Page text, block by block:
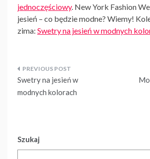
jednoczęściowy. New York Fashion
jesień – co będzie modne? Wiemy!
zima: Swetry na jesień w modnych
Nawigacja
wpisu
Swetry na jesień w
modnych kolorach
Szukaj